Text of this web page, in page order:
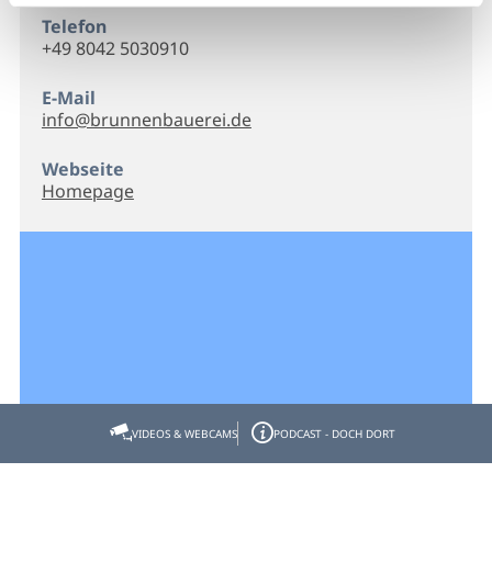
Telefon
+49 8042 5030910
E-Mail
info@brunnenbauerei.de
Webseite
Homepage
VIDEOS & WEBCAMS PODCAST - DOCH DORT